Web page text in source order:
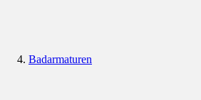
Badarmaturen